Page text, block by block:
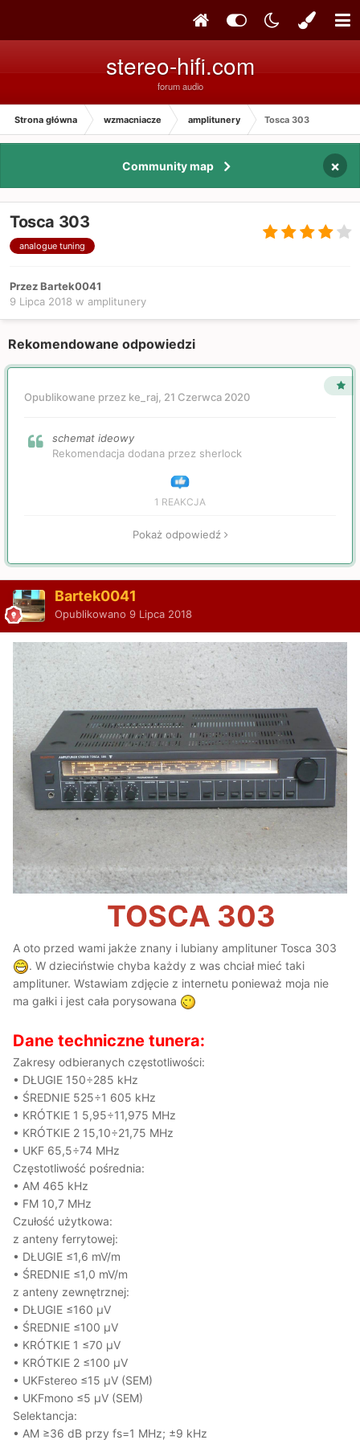
stereo-hifi.com
forum audio
Strona główna wzmacniacze amplitunery Tosca 303
Community map ×
Tosca 303
analogue tuning
Przez Bartek0041
9 Lipca 2018 w amplitunery
Rekomendowane odpowiedzi
Opublikowane przez ke_raj, 21 Czerwca 2020
schemat ideowy
Rekomendacja dodana przez sherlock
1 REAKCJA
Pokaż odpowiedź
Bartek0041
Opublikowano 9 Lipca 2018
TOSCA 303
A oto przed wami jakże znany i lubiany amplituner Tosca 303
. W dzieciństwie chyba każdy z was chciał mieć taki
amplituner. Wstawiam zdjęcie z internetu ponieważ moja nie
ma gałki i jest cała porysowana
Dane techniczne tunera:
Zakresy odbieranych częstotliwości:
• DŁUGIE 150÷285 kHz
• ŚREDNIE 525÷1 605 kHz
• KRÓTKIE 1 5,95÷11,975 MHz
• KRÓTKIE 2 15,10÷21,75 MHz
• UKF 65,5÷74 MHz
Częstotliwość pośrednia:
• AM 465 kHz
• FM 10,7 MHz
Czułość użytkowa:
z anteny ferrytowej:
• DŁUGIE ≤1,6 mV/m
• ŚREDNIE ≤1,0 mV/m
z anteny zewnętrznej:
• DŁUGIE ≤160 µV
• ŚREDNIE ≤100 µV
• KRÓTKIE 1 ≤70 µV
• KRÓTKIE 2 ≤100 µV
• UKFstereo ≤15 µV (SEM)
• UKFmono ≤5 µV (SEM)
Selektancja:
• AM ≥36 dB przy fs=1 MHz; ±9 kHz